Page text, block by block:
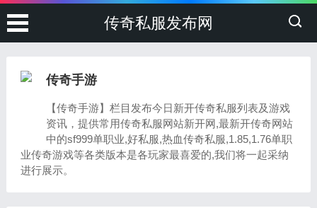
传奇私服发布网
传奇手游
【传奇手游】栏目发布今日新开传奇私服列表及游戏
资讯，提供常用传奇私服网站新开网,最新开传奇网站
中的sf999单职业,好私服,热血传奇私服,1.85,1.76单职
业传奇游戏等各类版本是各玩家最喜爱的,我们将一起采纳
进行展示。